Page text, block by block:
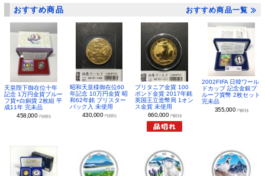
おすすめ商品 おすすめ商品一覧
天皇陛下御在位十年
記念 1万円金貨プルー
フ貨+白銅貨 2枚組 平
成11年 完未品
458,000 円(税別)
昭和天皇様御在位60
年記念 10万円金貨 昭
和62年銘 ブリスター
パック入 未使用
430,000 円(税別)
ブリタニア金貨 100
ポンド金貨 2017年銘
英国王立造幣局 1オン
ス金貨 未使用
660,000 円(税別)
2002FIFA 日韓ワール
ドカップ 記念金銀プ
ルーフ貨幣 2枚セット
完未品
355,000 円(税別)